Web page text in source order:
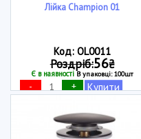
Лійка Champion 01
Код: OL0011
Роздріб:56₴
Є в наявностіВ упаковці: 100шт
- + Купити